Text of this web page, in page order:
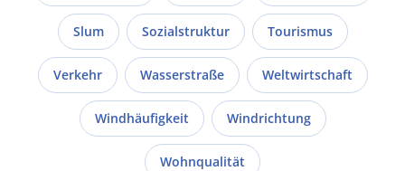
Slum Sozialstruktur Tourismus
Verkehr Wasserstraße Weltwirtschaft
Windhäufigkeit Windrichtung
Wohnqualität